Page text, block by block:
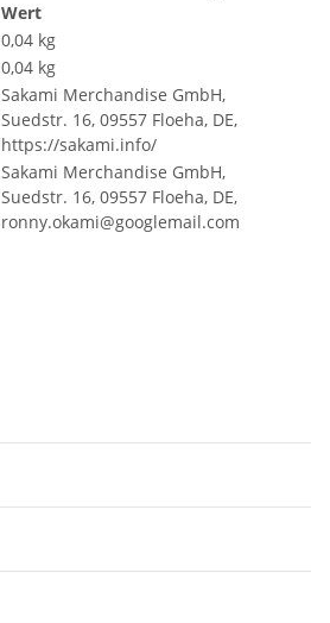
Wert
0,04 kg
0,04 kg
Sakami Merchandise GmbH,
Suedstr. 16, 09557 Floeha, DE,
https://sakami.info/
Sakami Merchandise GmbH,
Suedstr. 16, 09557 Floeha, DE,
ronny.okami@googlemail.com